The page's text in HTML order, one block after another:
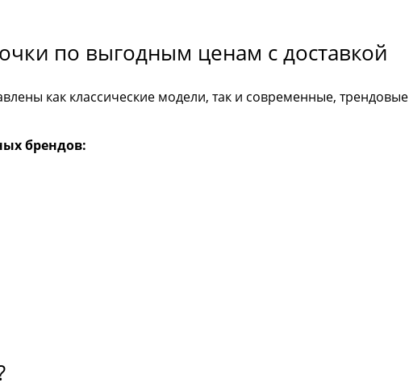
по выгодным ценам с доставкой
как классические модели, так и современные, трендовые
брендов: